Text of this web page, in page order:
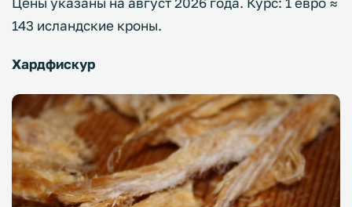
143 исландские кроны.
Хардфискур